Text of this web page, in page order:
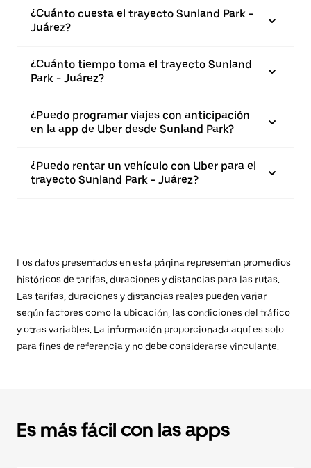
¿Cuánto cuesta el trayecto Sunland Park -
Juárez?
¿Cuánto tiempo toma el trayecto Sunland
Park - Juárez?
¿Puedo programar viajes con anticipación
en la app de Uber desde Sunland Park?
¿Puedo rentar un vehículo con Uber para el
trayecto Sunland Park - Juárez?
Los datos presentados en esta página representan promedios
históricos de tarifas, duraciones y distancias para las rutas.
Las tarifas, duraciones y distancias reales pueden variar
según factores como la ubicación, las condiciones del tráfico
y otras variables. La información proporcionada aquí es solo
para fines de referencia y no debe considerarse vinculante.
Es más fácil con las apps